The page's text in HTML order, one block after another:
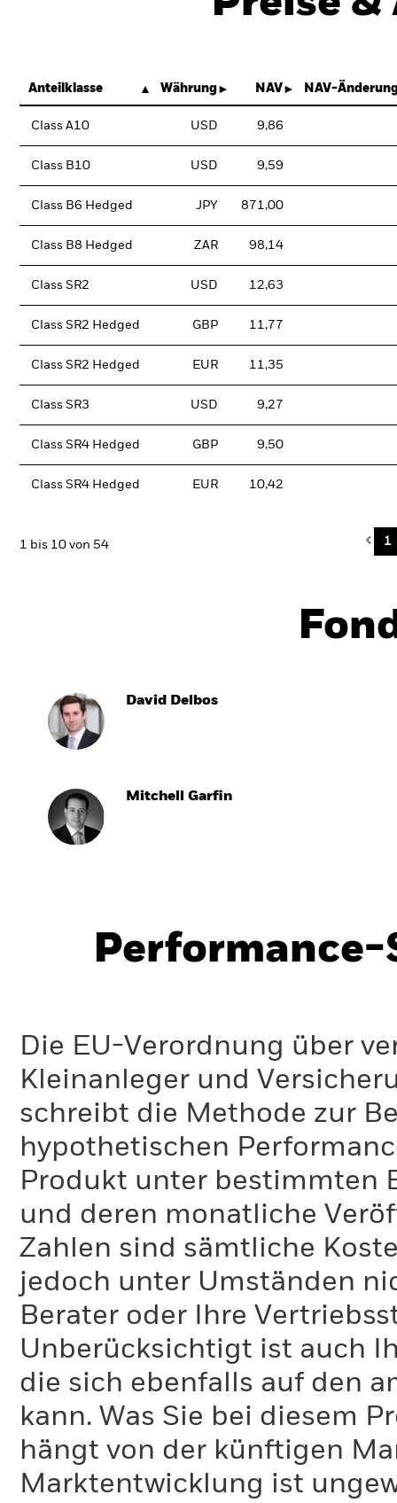
Anteilklasse Währung NAV NAV-
Class A10 USD 9,86
Class B10 USD 9,59
Class B6 Hedged JPY 871,00
Class B8 Hedged ZAR 98,14
Class SR2 USD 12,63
Class SR2 Hedged GBP 11,77
Class SR2 Hedged EUR 11,35
Class SR3 USD 9,27
Class SR4 Hedged GBP 9,50
Class SR4 Hedged EUR 10,42
1 bis 10 von 54 1
David Delbos
Mitchell Garfin
Performance-
Die EU-Verordnung über
Kleinanleger und
schreibt die Methode zur
hypothetischen
Produkt unter bestimmten
und deren monatliche
Zahlen sind sämtliche
jedoch unter Umständen
Berater oder Ihre
Unberücksichtigt ist auch
die sich ebenfalls auf den
kann. Was Sie bei diesem
hängt von der künftigen
Marktentwicklung ist